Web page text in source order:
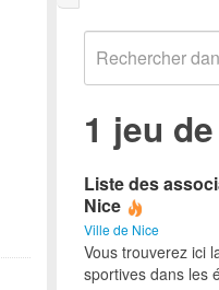
1 jeu
Liste des
Nice
Ville de Nice
Vous trouverez ici
sportives dans les